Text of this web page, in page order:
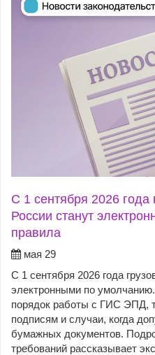
С 1 сентября 2026
России станут
правила
мая 29
С 1 сентября 2026 года
электронными по
порядок работы с ГИС ЭПД,
подписям и случаи, когда
бумажных документов.
требований рассказывает